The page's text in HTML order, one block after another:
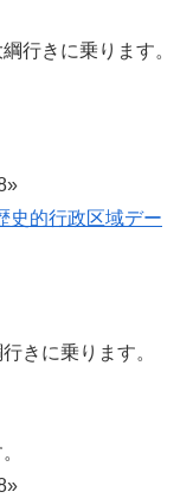
行きに乗ります。
史的行政区域デー
きに乗ります。